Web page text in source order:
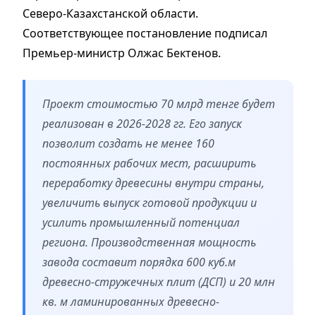
Северо-Казахстанской области.
Соответствующее постановление подписал
Премьер-министр Олжас Бектенов.
Проект стоимостью 70 млрд тенге будет
реализован в 2026-2028 гг. Его запуск
позволит создать не менее 160
постоянных рабочих мест, расширить
переработку древесины внутри страны,
увеличить выпуск готовой продукции и
усилить промышленный потенциал
региона. Производственная мощность
завода составит порядка 600 куб.м
древесно-стружечных плит (ДСП) и 20 млн
кв. м ламинированных древесно-